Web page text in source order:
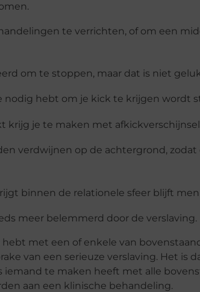
te verrichten, of om een
om te stoppen, maar dat is niet
nodig hebt om je kick te krijgen wordt
krijg je te maken met
verdwijnen op de achtergrond,
binnen de relationele sfeer blijft
meer belemmerd door de verslaving.
met een of enkele van
van een serieuze verslaving. Het is
iemand te maken heeft met alle
aan een klinische behandeling.